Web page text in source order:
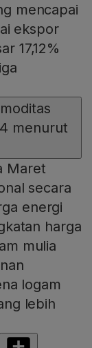
mencapai
ekspor
17,12%
menurut
Maret
secara
energi
harga
mulia
logam
lebih